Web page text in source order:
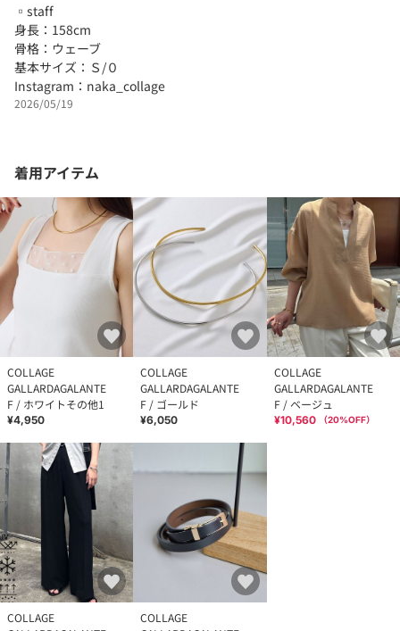
▫︎staff
身長：158cm
骨格：ウェーブ
基本サイズ：Ｓ/０
Instagram：naka_collage
2026/05/19
着用アイテム
COLLAGE
GALLARDAGALANTE
F / ホワイトその他1
¥4,950
COLLAGE
GALLARDAGALANTE
F / ゴールド
¥6,050
COLLAGE
GALLARDAGALANTE
F / ベージュ
¥10,560 （20%OFF）
COLLAGE
COLLAGE